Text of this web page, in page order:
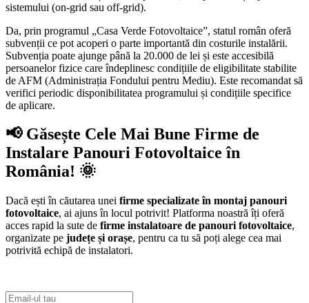
sistemului (on-grid sau off-grid).
Da, prin programul „Casa Verde Fotovoltaice”, statul român oferă
subvenții ce pot acoperi o parte importantă din costurile instalării.
Subvenția poate ajunge până la 20.000 de lei și este accesibilă
persoanelor fizice care îndeplinesc condițiile de eligibilitate stabilite
de AFM (Administrația Fondului pentru Mediu). Este recomandat să
verifici periodic disponibilitatea programului și condițiile specifice
de aplicare.
📢 Găsește Cele Mai Bune Firme de
Instalare Panouri Fotovoltaice în
România! 🌞
Dacă ești în căutarea unei firme specializate în montaj panouri
fotovoltaice, ai ajuns în locul potrivit! Platforma noastră îți oferă
acces rapid la sute de firme instalatoare de panouri fotovoltaice,
organizate pe județe și orașe, pentru ca tu să poți alege cea mai
potrivită echipă de instalatori.